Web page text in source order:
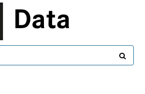
Data